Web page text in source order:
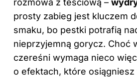
rozmowa z teściową –
prosty zabieg jest kluczem
smaku, bo pestki potrafią
nieprzyjemną gorycz. Choć
czereśni wymaga nieco
o efektach, które osiągniesz